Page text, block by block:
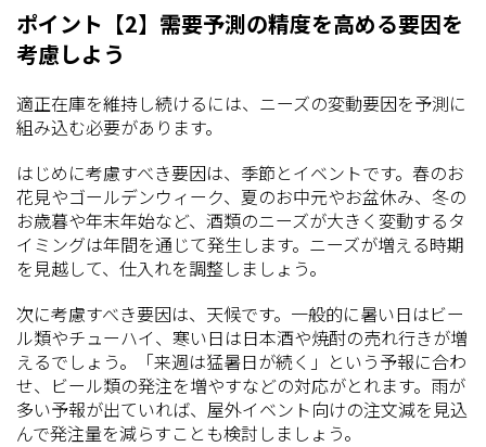
ポイント【2】需要予測の精度を高める要因を
考慮しよう
適正在庫を維持し続けるには、ニーズの変動要因を予測に
組み込む必要があります。
はじめに考慮すべき要因は、季節とイベントです。春のお
花見やゴールデンウィーク、夏のお中元やお盆休み、冬の
お歳暮や年末年始など、酒類のニーズが大きく変動するタ
イミングは年間を通じて発生します。ニーズが増える時期
を見越して、仕入れを調整しましょう。
次に考慮すべき要因は、天候です。一般的に暑い日はビー
ル類やチューハイ、寒い日は日本酒や焼酎の売れ行きが増
えるでしょう。「来週は猛暑日が続く」という予報に合わ
せ、ビール類の発注を増やすなどの対応がとれます。雨が
多い予報が出ていれば、屋外イベント向けの注文減を見込
んで発注量を減らすことも検討しましょう。